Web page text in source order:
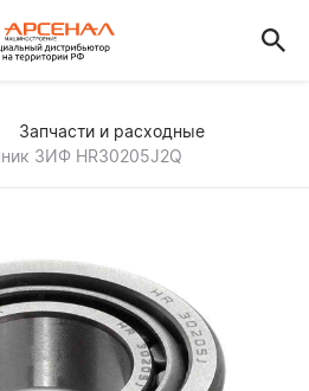
Запчасти и расходные
ЗИФ HR30205J2Q